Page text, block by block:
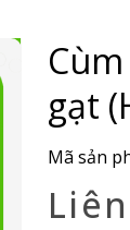
gạt
Mã sản